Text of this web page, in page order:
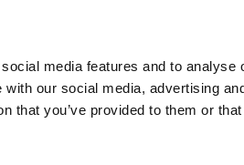
media features and to analyse
our social media, advertising
that you’ve provided to them or that